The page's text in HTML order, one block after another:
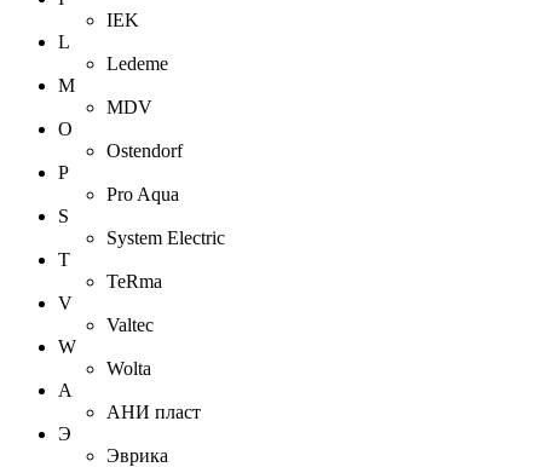
IEK
L
Ledeme
M
MDV
O
Ostendorf
P
Pro Aqua
S
System Electric
T
TeRma
V
Valtec
W
Wolta
А
АНИ пласт
Э
Эврика